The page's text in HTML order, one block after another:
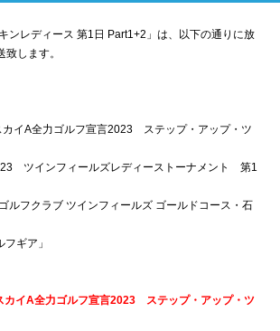
ンレディース 第1日 Part1+2」 は、以下の通りに放
します。
カイA全力ゴルフ宣言2023 ステップ・アップ・ツ
ツインフィールズレディーストーナメント 第1
ゴルフクラブ ツインフィールズ ゴールドコース・石
ギア」
イA全力ゴルフ宣言2023 ステップ・アップ・ツ